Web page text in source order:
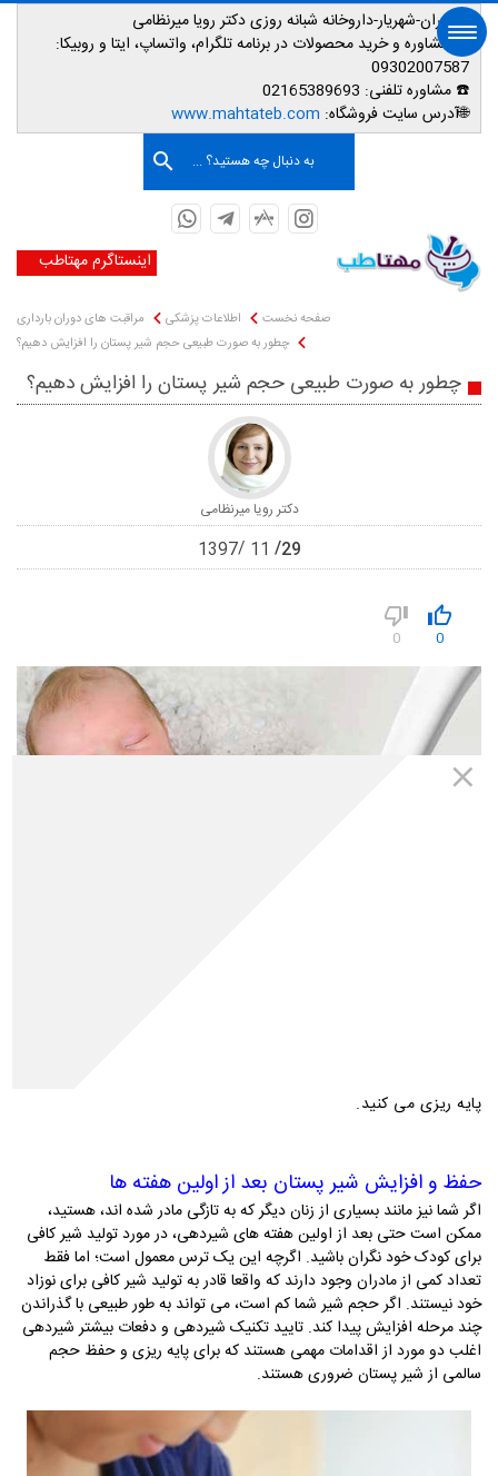
📌تهران-شهریار-داروخانه شبانه روزی دکتر رویا میرنظامی
📱مشاوره و خرید محصولات در برنامه تلگرام، واتساپ، ایتا و روبیکا:
09302007587
☎️ مشاوره تلفنی:
🌐آدرس سایت فروشگاه: www.mahtateb.com
به دنبال چه هستید؟ ...
اینستاگرم مهتاطب
صفحه نخست اطلاعات پزشکی
مراقبت های دوران بارداری
چطور به صورت طبیعی حجم شیر پستان را افزایش دهیم؟
چطور به صورت طبیعی حجم شیر پستان را افزایش دهیم؟
دکتر رویا میرنظامی
29
11
1397
0
0
پایه ­ریزی می­ کنید.
حفظ و افزایش شیر پستان بعد از اولین هفته­ ها
اگر شما نیز مانند بسیاری از زنان دیگر که به تازگی مادر شده­ اند، هستید،
ممکن است حتی بعد از اولین هفته­ های شیردهی، در مورد تولید شیر کافی
برای کودک خود نگران باشید. اگرچه این یک ترس معمول است؛ اما فقط
تعداد کمی از مادران وجود دارند که واقعا قادر به تولید شیر کافی برای نوزاد
خود نیستند. اگر حجم شیر شما کم است، می­ تواند به طور طبیعی با گذراندن
چند مرحله افزایش پیدا کند. تایید تکنیک شیردهی و دفعات بیشتر شیردهی
اغلب دو مورد از اقدامات مهمی هستند که برای پایه ­ریزی و حفظ حجم
سالمی از شیر پستان ضروری هستند.